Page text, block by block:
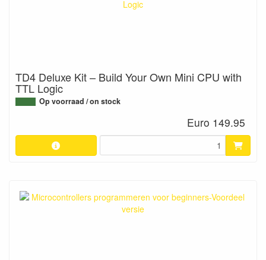
TD4 Deluxe Kit – Build Your Own Mini CPU with
TTL Logic
Op voorraad / on stock
Euro 149.95